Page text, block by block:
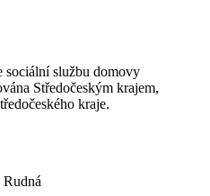
sociální službu domovy
Středočeským krajem,
kraje.